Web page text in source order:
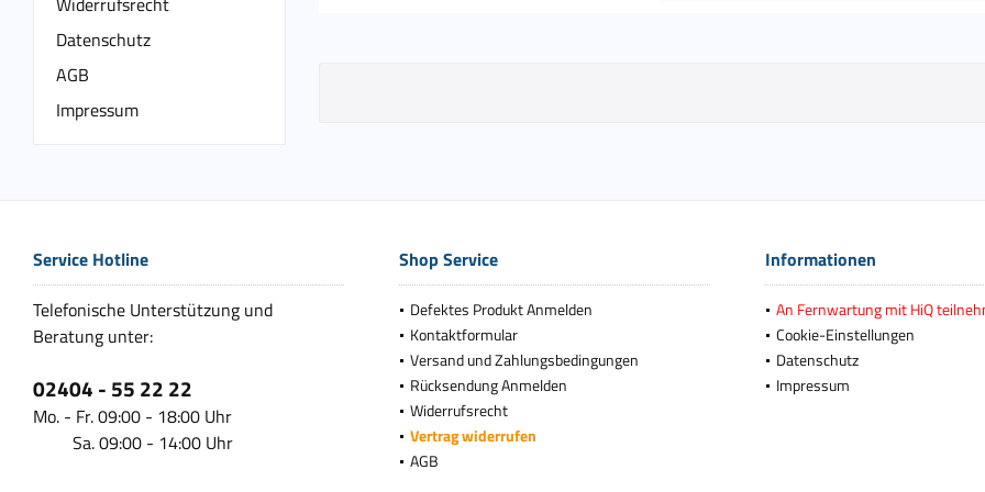
Datenschutz
AGB
Impressum
Service Hotline
Telefonische Unterstützung und
Beratung unter:
02404 - 55 22 22
Mo. - Fr. 09:00 - 18:00 Uhr
Sa. 09:00 - 14:00 Uhr
Shop Service
Defektes Produkt Anmelden
Kontaktformular
Versand und Zahlungsbedingungen
Rücksendung Anmelden
Widerrufsrecht
Vertrag widerrufen
AGB
Informationen
An Fernwartung mit HiQ
Cookie-Einstellungen
Datenschutz
Impressum